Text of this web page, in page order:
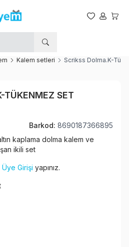
Favorilerim
Hesabım
Kalem setleri Scrikss Dolma.K-
TÜKENMEZ SET
Barkod: 8690187366895
kaplama dolma kalem ve
ikili set
Üye Girişi yapınız.